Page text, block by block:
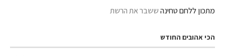
מתכון ללחם טחינהששבר את הרשת
הכי אהובים החודש